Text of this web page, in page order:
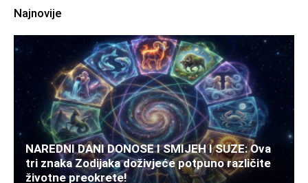
Najnovije
NAREDNI DANI DONOSE I SMIJEH I SUZE: Ova
tri znaka Zodijaka doživjeće potpuno različite
životne preokrete!